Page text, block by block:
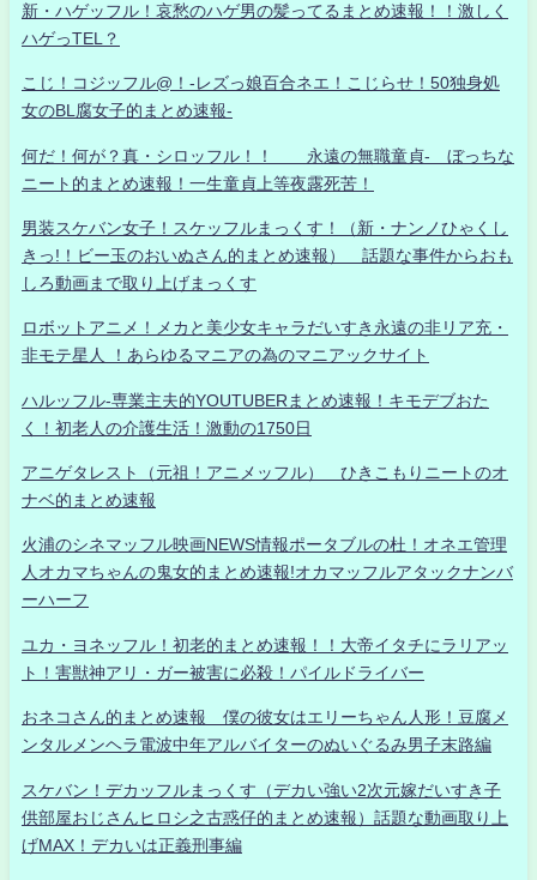
新・ハゲッフル！哀愁のハゲ男の髪ってるまとめ速報！！激しく
ハゲっTEL？
こじ！コジッフル@！-レズっ娘百合ネエ！こじらせ！50独身処
女のBL腐女子的まとめ速報-
何だ！何が？真・シロッフル！！ 永遠の無職童貞- ぼっちな
ニート的まとめ速報！一生童貞上等夜露死苦！
男装スケバン女子！スケッフルまっくす！（新・ナンノひゃくし
きっ!！ビー玉のおいぬさん的まとめ速報） 話題な事件からおも
しろ動画まで取り上げまっくす
ロボットアニメ！メカと美少女キャラだいすき永遠の非リア充・
非モテ星人 ！あらゆるマニアの為のマニアックサイト
ハルッフル-専業主夫的YOUTUBERまとめ速報！キモデブおた
く！初老人の介護生活！激動の1750日
アニゲタレスト（元祖！アニメッフル） ひきこもりニートのオ
ナベ的まとめ速報
火浦のシネマッフル映画NEWS情報ポータブルの杜！オネエ管理
人オカマちゃんの鬼女的まとめ速報!オカマッフルアタックナンバ
ーハーフ
ユカ・ヨネッフル！初老的まとめ速報！！大帝イタチにラリアッ
ト！害獣神アリ・ガー被害に必殺！パイルドライバー
おネコさん的まとめ速報 僕の彼女はエリーちゃん人形！豆腐メ
ンタルメンヘラ電波中年アルバイターのぬいぐるみ男子末路編
スケバン！デカッフルまっくす（デカい強い2次元嫁だいすき子
供部屋おじさんヒロシ之古惑仔的まとめ速報）話題な動画取り上
げMAX！デカいは正義刑事編